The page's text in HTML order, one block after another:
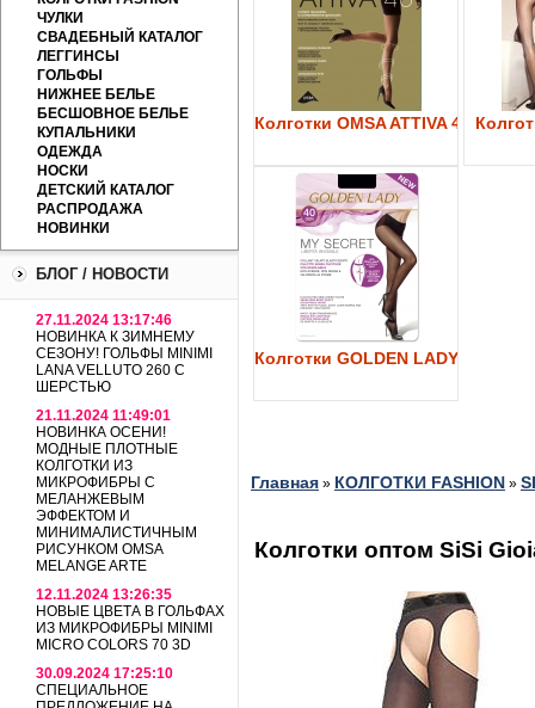
ЧУЛКИ
СВАДЕБНЫЙ КАТАЛОГ
ЛЕГГИНСЫ
ГОЛЬФЫ
НИЖНЕЕ БЕЛЬЕ
БЕСШОВНОЕ БЕЛЬЕ
КУПАЛЬНИКИ
ОДЕЖДА
НОСКИ
ДЕТСКИЙ КАТАЛОГ
РАСПРОДАЖА
НОВИНКИ
БЛОГ / НОВОСТИ
27.11.2024 13:17:46
НОВИНКА К ЗИМНЕМУ
СЕЗОНУ! ГОЛЬФЫ MINIMI
LANA VELLUTO 260 С
ШЕРСТЬЮ
21.11.2024 11:49:01
НОВИНКА ОСЕНИ!
МОДНЫЕ ПЛОТНЫЕ
КОЛГОТКИ ИЗ
МИКРОФИБРЫ С
МЕЛАНЖЕВЫМ
ЭФФЕКТОМ И
МИНИМАЛИСТИЧНЫМ
РИСУНКОМ OMSA
MELANGE ARTE
12.11.2024 13:26:35
НОВЫЕ ЦВЕТА В ГОЛЬФАХ
ИЗ МИКРОФИБРЫ MINIMI
MICRO COLORS 70 3D
30.09.2024 17:25:10
СПЕЦИАЛЬНОЕ
Колготки OMSA ATTIVA 40
Колготки GOLDEN LADY My
Главная » КОЛГОТКИ FASHION »
Колготки оптом SiSi